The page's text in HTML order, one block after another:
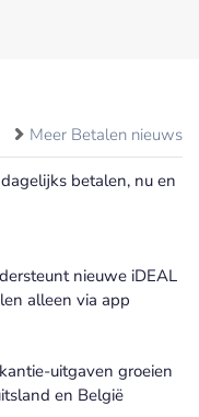
Meer Betalen nieuws
betalen, nu en
nieuwe iDEAL
alleen via app
uitgaven groeien
en België